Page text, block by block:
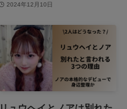
2024年12月10日